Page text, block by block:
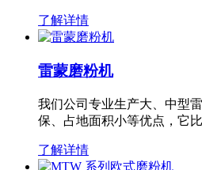
了解详情
雷蒙磨粉机
我们公司专业生产大、中型
保、占地面积小等优点，它
了解详情